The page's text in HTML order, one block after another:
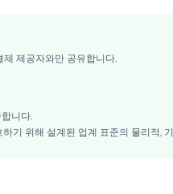
, 데일리, 짐 & 피트니스, 개인 파티
제 제공자와만 공유합니다.
니다.
기 위해 설계된 업계 표준의 물리적,